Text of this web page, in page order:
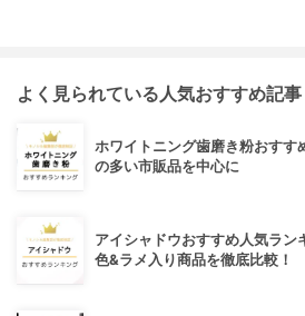
よく見られている人気おすすめ記事
ホワイトニング歯磨き粉おすす
の多い市販品を中心に
アイシャドウおすすめ人気ラ
色&ラメ入り商品を徹底比較！